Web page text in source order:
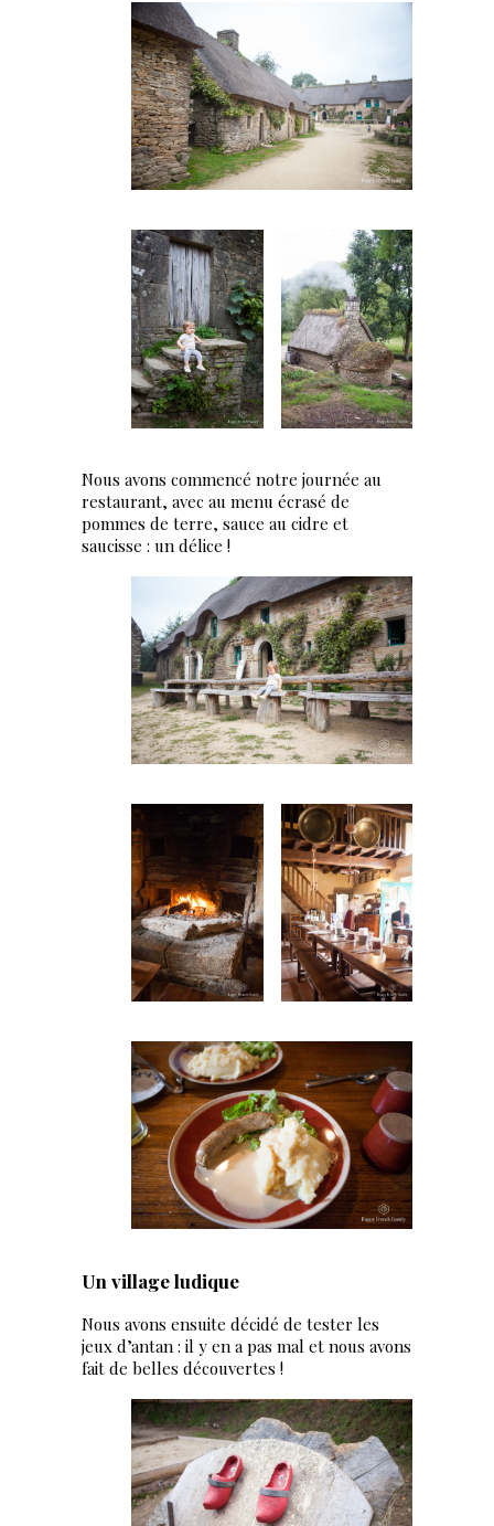
Nous avons commencé notre journée au
restaurant, avec au menu écrasé de
pommes de terre, sauce au cidre et
saucisse : un délice !
Un village ludique
Nous avons ensuite décidé de tester les
jeux d’antan : il y en a pas mal et nous avons
fait de belles découvertes !